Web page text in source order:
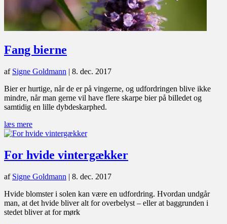
Fang bierne
af Signe Goldmann | 8. dec. 2017
Bier er hurtige, når de er på vingerne, og udfordringen blive ikke
mindre, når man gerne vil have flere skarpe bier på billedet og
samtidig en lille dybdeskarphed.
læs mere
For hvide vintergækker
af Signe Goldmann | 8. dec. 2017
Hvide blomster i solen kan være en udfordring. Hvordan undgår
man, at det hvide bliver alt for overbelyst – eller at baggrunden i
stedet bliver at for mørk